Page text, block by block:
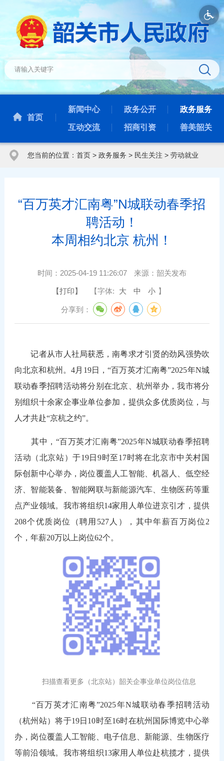
首页
新闻中心 政务公开 政务服务
互动交流 招商引资 善美韶关
您当前的位置： 首页> 政务服务 > 民生关注 > 劳动就业
“百万英才汇南粤”N城联动春季招
聘活动！
本周相约北京 杭州！
时间： 2025-04-19 11:26:07 来源： 韶关发布
【打印】 【字体: 大 中 小 】
分享到：
记者从市人社局获悉，南粤求才引贤的劲风强势吹
向北京和杭州。4月19日，“百万英才汇南粤”2025年N城
联动春季招聘活动将分别在北京、杭州举办，我市将分
别组织十余家企事业单位参加，提供众多优质岗位，与
人才共赴“京杭之约”。
其中，“百万英才汇南粤”2025年N城联动春季招聘
活动（北京站）于19日9时至17时将在北京市中关村国
际创新中心举办，岗位覆盖人工智能、机器人、低空经
济、智能装备、智能网联与新能源汽车、生物医药等重
点产业领域。我市将组织14家用人单位进京引才，提供
208个优质岗位（聘用527人），其中年薪百万岗位2
个，年薪20万以上岗位62个。
扫描查看更多（北京站）韶关企事业单位岗位信息
“百万英才汇南粤”2025年N城联动春季招聘活动
（杭州站）将于19日10时至16时在杭州国际博览中心举
办，岗位覆盖人工智能、电子信息、新能源、生物医疗
等前沿领域。我市将组织13家用人单位赴杭揽才，提供